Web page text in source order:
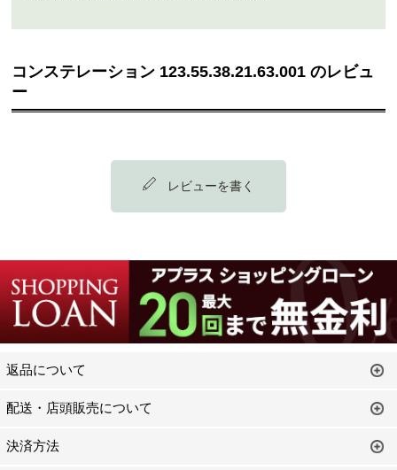
コンステレーション 123.55.38.21.63.001 のレビュ
ー
レビューを書く
返品について
配送・店頭販売について
決済方法